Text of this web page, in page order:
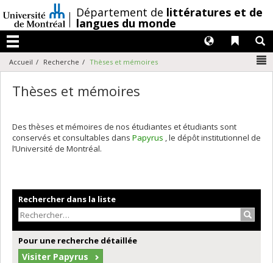
au
contenu
/Département de littératures et de
langues du monde
Menu
Liens
Langues
Accueil Recherche Thèses et mémoires
Thèses et mémoires
Des thèses et mémoires de nos étudiantes et étudiants sont
conservés et consultables dans Papyrus , le dépôt institutionnel de
l’Université de Montréal.
Rechercher dans la liste
Pour une recherche détaillée
Visiter Papyrus